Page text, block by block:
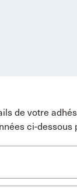
de votre
ci-dessous